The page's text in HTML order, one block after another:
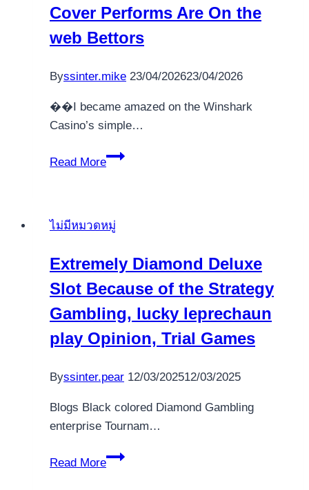
Caféine
Cover Performs Are On the
web Bettors
Byssinter.mike 23/04/202623/04/2026
��I became amazed on the Winshark
Casino’s simple…
Read More
Just
Cover
Are
On
web
Bettors
ไม่มีหมวดหมู่
Extremely Diamond Deluxe
Slot Because of the Strategy
Gambling, lucky leprechaun
play Opinion, Trial Games
Byssinter.pear 12/03/202512/03/2025
Blogs Black colored Diamond Gambling
enterprise Tournam…
Read More
Extremely